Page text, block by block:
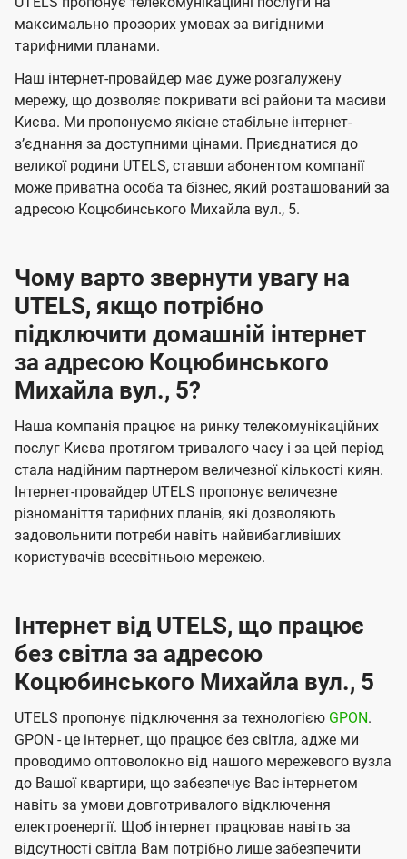
ї
U
t
e
l
s
ч
е
н
н
я
ч
н
н
я
максимально прозорих умовах за вигідними
тарифними планами.
Наш інтернет-провайдер має дуже розгалужену
мережу, що дозволяє покривати всі райони та масиви
Києва. Ми пропонуємо якісне стабільне інтернет-
зʼєднання за доступними цінами. Приєднатися до
великої родини UTELS, ставши абонентом компанії
може приватна особа та бізнес, який розташований за
адресою Коцюбинського Михайла вул., 5.
Чому варто звернути увагу на
UTELS, якщо потрібно
підключити домашній інтернет
за адресою Коцюбинського
Михайла вул., 5?
Наша компанія працює на ринку телекомунікаційних
послуг Києва протягом тривалого часу і за цей період
стала надійним партнером величезної кількості киян.
Інтернет-провайдер UTELS пропонує величезне
різноманіття тарифних планів, які дозволяють
задовольнити потреби навіть найвибагливіших
користувачів всесвітньою мережею.
Інтернет від UTELS, що працює
без світла за адресою
Коцюбинського Михайла вул., 5
UTELS пропонує підключення за технологією GPON.
GPON - це інтернет, що працює без світла, адже ми
проводимо оптоволокно від нашого мережевого вузла
до Вашої квартири, що забезпечує Вас інтернетом
навіть за умови довготривалого відключення
електроенергії. Щоб інтернет працював навіть за
відсутності світла Вам потрібно лише забезпечити